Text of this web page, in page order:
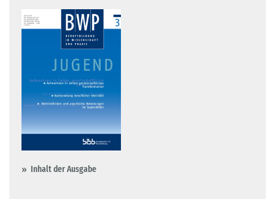
Inhalt der Ausgabe